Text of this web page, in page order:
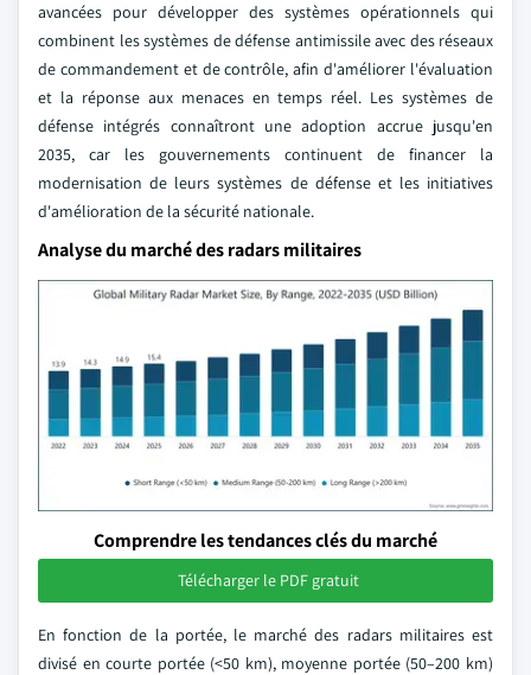
avancées pour développer des systèmes opérationnels qui
combinent les systèmes de défense antimissile avec des réseaux
de commandement et de contrôle, afin d'améliorer l'évaluation
et la réponse aux menaces en temps réel. Les systèmes de
défense intégrés connaîtront une adoption accrue jusqu'en
2035, car les gouvernements continuent de financer la
modernisation de leurs systèmes de défense et les initiatives
d'amélioration de la sécurité nationale.
Analyse du marché des radars militaires
Comprendre les tendances clés du marché
Télécharger le PDF gratuit
En fonction de la portée, le marché des radars militaires est
divisé en courte portée (<50 km), moyenne portée (50–200 km)